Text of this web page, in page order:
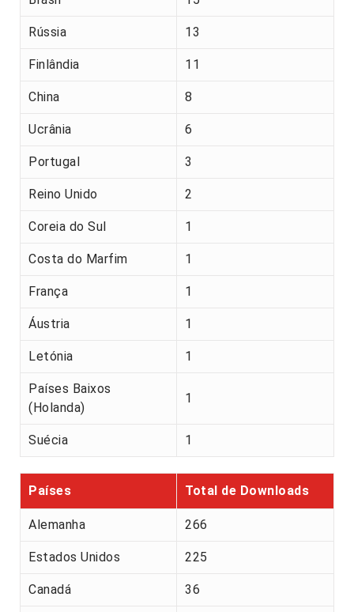
Rússia 13
Finlândia 11
China 8
Ucrânia 6
Portugal 3
Reino Unido 2
Coreia do Sul 1
Costa do Marfim 1
França 1
Áustria 1
Letónia 1
Países Baixos
(Holanda)
1
Suécia 1
Países Total de Downloads
Alemanha 266
Estados Unidos 225
Canadá 36